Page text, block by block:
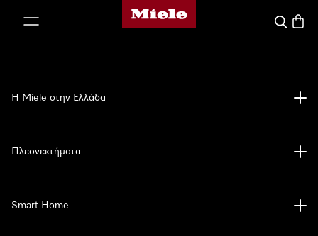
Αρχική σελίδα της Miele
Η Miele στην Ελλάδα
Πλεονεκτήματα
Smart Home